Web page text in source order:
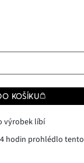
KOŠÍKU
výrobek líbí
hodin prohlédlo